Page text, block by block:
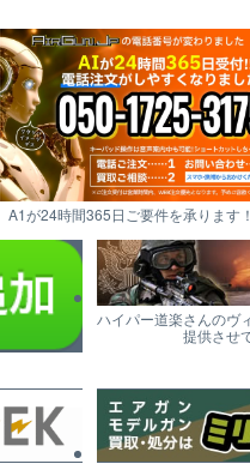
A1が24時間365日ご要件を承ります
ハイパー道楽さんのヴ
提供させ